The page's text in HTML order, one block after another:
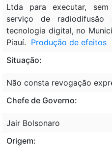
Ltda para executar,
serviço de
tecnologia digital, no
Piauí. Produção de efeitos
Situação:
Não consta revogação
Chefe de Governo:
Jair Bolsonaro
Origem: